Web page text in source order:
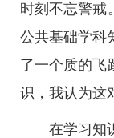
时刻不忘警戒
公共基础学科
了一个质的飞
识，我认为这
在学习知